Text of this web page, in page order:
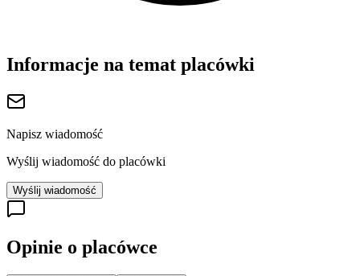
Informacje na temat placówki
Napisz wiadomość
Wyślij wiadomość do placówki
Wyślij wiadomość
Opinie o placówce